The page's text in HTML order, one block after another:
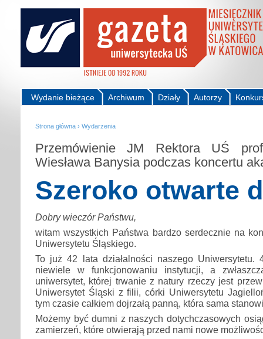
Autorzy
Działy
Archiwum
Wydanie bieżące
Strona główna › Wydarzenia
Przemówienie JM Rektora UŚ
Wiesława Banysia podczas koncertu
Szeroko otwarte
Dobry wieczór Państwu,
witam wszystkich Państwa bardzo serdecznie na
Uniwersytetu Śląskiego.
To już 42 lata działalności naszego Uniwersytetu.
niewiele w funkcjonowaniu instytucji, a
uniwersytet, której trwanie z natury rzeczy jest
Uniwersytet Śląski z filii, córki Uniwersytetu
tym czasie całkiem dojrzałą panną, która sama
Możemy być dumni z naszych dotychczasowych
zamierzeń, które otwierają przed nami nowe